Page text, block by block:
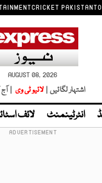
CRICKET PAKISTAN
AUGUST 08, 2026
اشتہار لگائیں | لائیو ٹی وی | آج
انٹرٹینمنٹ لائف